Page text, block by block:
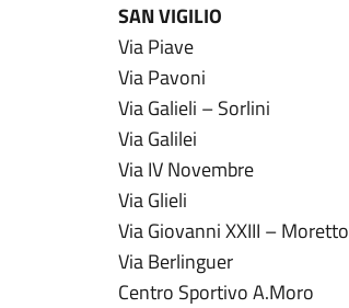
SAN VIGILIO
Via Piave
Via Pavoni
Via Galieli – Sorlini
Via Galilei
Via IV Novembre
Via Glieli
Via Giovanni XXIII – Moretto
Via Berlinguer
Centro Sportivo A.Moro